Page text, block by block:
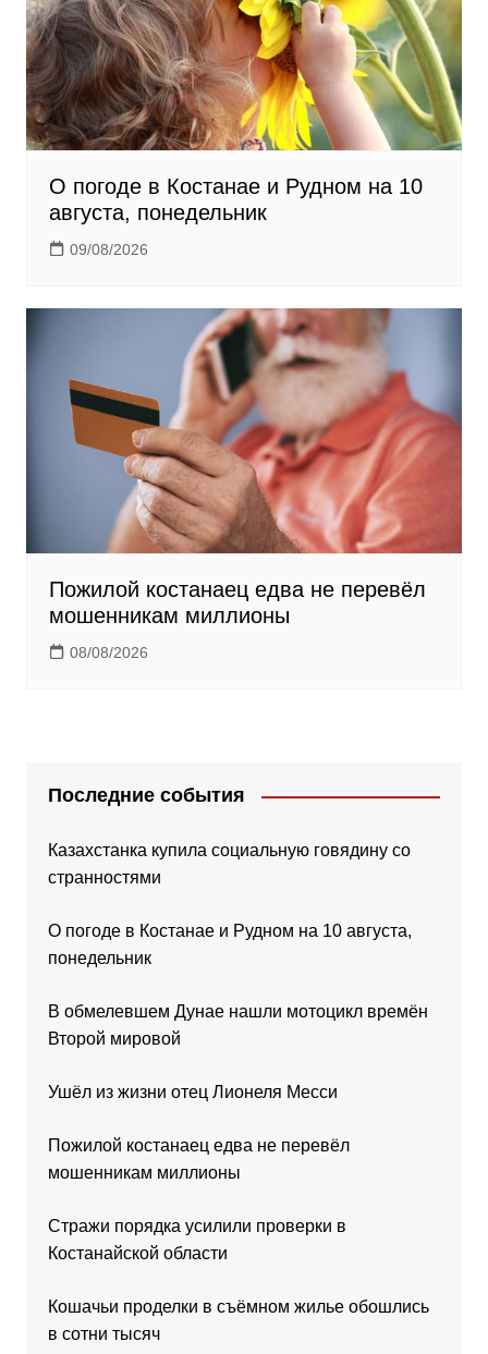
i
О погоде в Костанае и Рудном на 10
августа, понедельник
09/08/2026
Пожилой костанаец едва не перевёл
мошенникам миллионы
08/08/2026
Последние события
Казахстанка купила социальную говядину со
странностями
О погоде в Костанае и Рудном на 10 августа,
понедельник
В обмелевшем Дунае нашли мотоцикл времён
Второй мировой
Ушёл из жизни отец Лионеля Месси
Пожилой костанаец едва не перевёл
мошенникам миллионы
Стражи порядка усилили проверки в
Костанайской области
Кошачьи проделки в съёмном жилье обошлись
в сотни тысяч